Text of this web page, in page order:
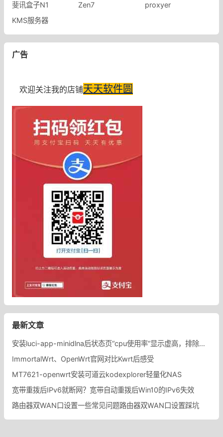
斐讯盒子N1
Zen7
proxyer
KMS服务器
广告
欢迎关注我的店铺天天软件圆
最新文章
安装luci-app-minidlna后状态页“cpu使用率“显示虚高，排除过程记录。
ImmortalWrt、OpenWrt官网对比Kwrt后感受
MT7621-openwrt安装可道云kodexplorer轻量化NAS
宽带重拨后IPv6就断网？宽带自动重拨后Win10的IPv6失效
路由器双WAN口设置一些常见问题路由器双WAN口设置踩坑